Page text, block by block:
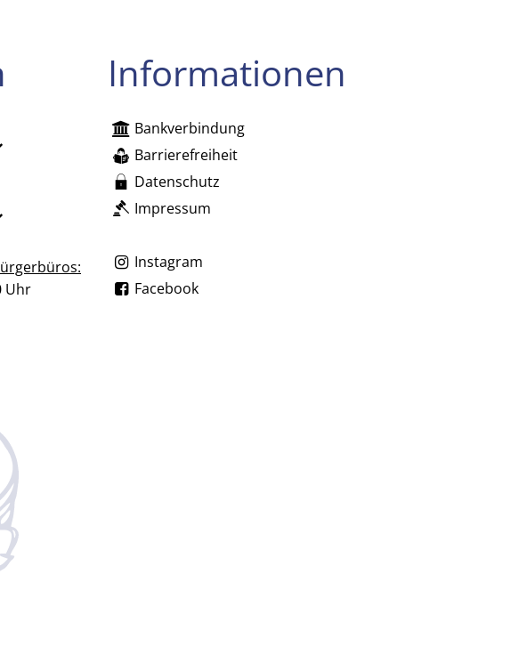
auszublenden
14:00 bis 18:00 Uhr
auszublenden
14:00 bis 18:00 Uhr
Uhr
Informationen
Bankverbindung
Barrierefreiheit
Datenschutz
Impressum
Instagram
Facebook